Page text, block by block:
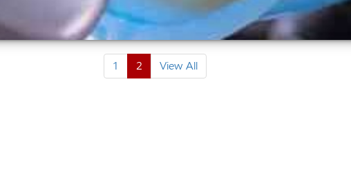
1 2 View All